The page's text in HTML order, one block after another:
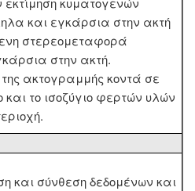
και εγκάρσια στην ακτή
στερεομεταφορά
στην ακτή.
της ακτογραμμής κοντά σε
το ισοζύγιο φερτών υλών
και σύνθεση δεδομένων και